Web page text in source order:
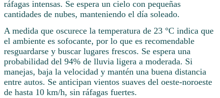
ráfagas intensas. Se espera un cielo con pequeñas
cantidades de nubes, manteniendo el día soleado.
A medida que oscurece la temperatura de 23 °C indica que
el ambiente es sofocante, por lo que es recomendable
resguardarse y buscar lugares frescos. Se espera una
probabilidad del 94% de lluvia ligera a moderada. Si
manejas, baja la velocidad y mantén una buena distancia
entre autos. Se anticipan vientos suaves del oeste-noroeste
de hasta 10 km/h, sin ráfagas fuertes.